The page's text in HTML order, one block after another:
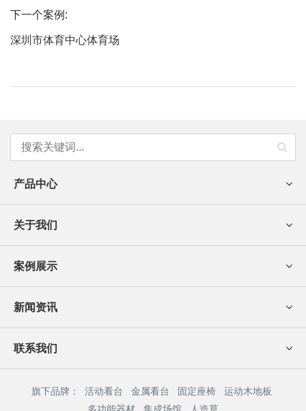
下一个案例:
深圳市体育中心体育场
产品中心
关于我们
案例展示
新闻资讯
联系我们
旗下品牌： 活动看台 金属看台 固定座椅
运动木地板